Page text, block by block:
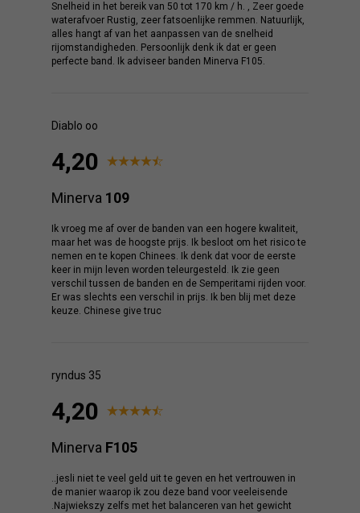
Snelheid in het bereik van 50 tot 170 km / h. , Zeer goede
waterafvoer Rustig, zeer fatsoenlijke remmen. Natuurlijk,
alles hangt af van het aanpassen van de snelheid
rijomstandigheden. Persoonlijk denk ik dat er geen
perfecte band. Ik adviseer banden Minerva F105.
Diablo oo
4,20
Minerva 109
Ik vroeg me af over de banden van een hogere kwaliteit,
maar het was de hoogste prijs. Ik besloot om het risico te
nemen en te kopen Chinees. Ik denk dat voor de eerste
keer in mijn leven worden teleurgesteld. Ik zie geen
verschil tussen de banden en de Semperitami rijden voor.
Er was slechts een verschil in prijs. Ik ben blij met deze
keuze. Chinese give truc
ryndus 35
4,20
Minerva F105
..jesli niet te veel geld uit te geven en het vertrouwen in
de manier waarop ik zou deze band voor veeleisende
.Najwiekszy zelfs met het balanceren van het gewicht